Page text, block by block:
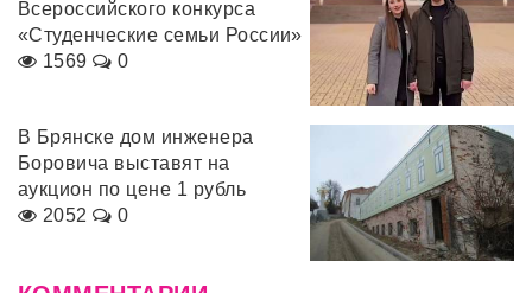
Всероссийского конкурса
«Студенческие семьи России»
1569
0
В Брянске дом инженера
Боровича выставят на
аукцион по цене 1 рубль
2052
0